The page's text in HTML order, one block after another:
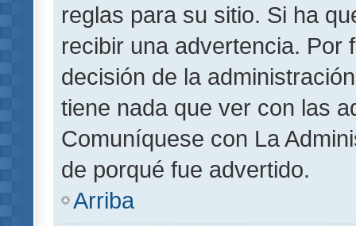
reglas para su sitio. Si ha
recibir una advertencia. Por
decisión de la
tiene nada que ver con las
Comuníquese con La
de porqué fue advertido.
Arriba